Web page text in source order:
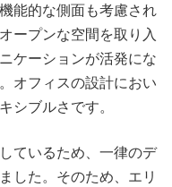
能的な側面も考慮され
ープンな空間を取り入
ケーションが活発にな
オフィスの設計におい
シブルさです。
ているため、一律のデ
した。そのため、エリ